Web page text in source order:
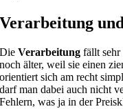
Verarbeitung
DieVerarbeitung fällt sehr
noch älter, weil sie einen
orientiert sich am recht
darf man dabei auch nicht
Fehlern, was ja in der